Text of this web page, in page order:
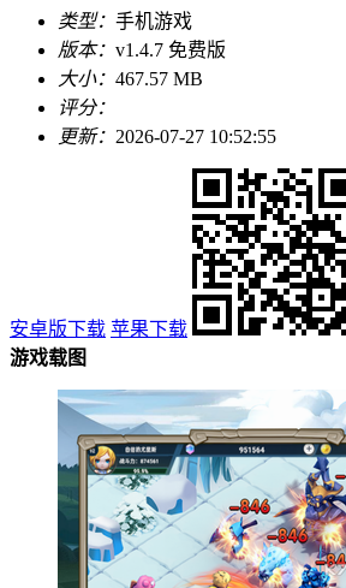
类型： 手机游戏
版本： v1.4.7 免费版
大小： 467.57 MB
评分：
更新： 2026-07-27 10:52:55
安卓版下载 苹果下载
游戏载图